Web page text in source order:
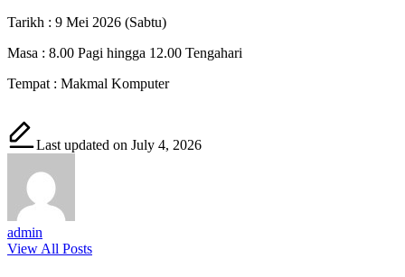
Tarikh : 9 Mei 2026 (Sabtu)
Masa : 8.00 Pagi hingga 12.00 Tengahari
Tempat : Makmal Komputer
Last updated on July 4, 2026
admin
View All Posts